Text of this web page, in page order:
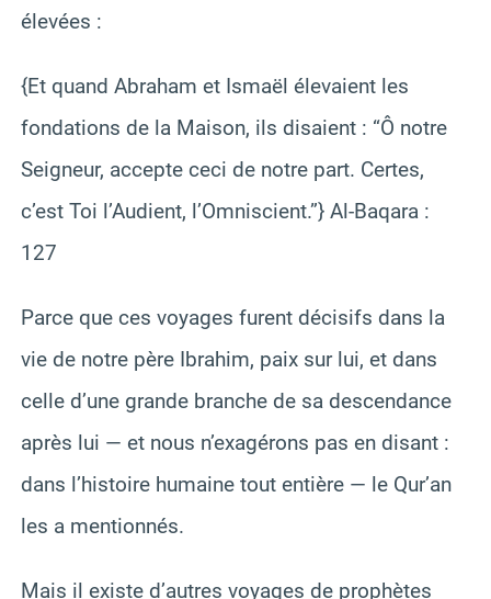
élevées :
{Et quand Abraham et Ismaël élevaient les
fondations de la Maison, ils disaient : “Ô notre
Seigneur, accepte ceci de notre part. Certes,
c’est Toi l’Audient, l’Omniscient.”} Al-Baqara :
127
Parce que ces voyages furent décisifs dans la
vie de notre père Ibrahim, paix sur lui, et dans
celle d’une grande branche de sa descendance
après lui — et nous n’exagérons pas en disant :
dans l’histoire humaine tout entière — le Qur’an
les a mentionnés.
Mais il existe d’autres voyages de prophètes